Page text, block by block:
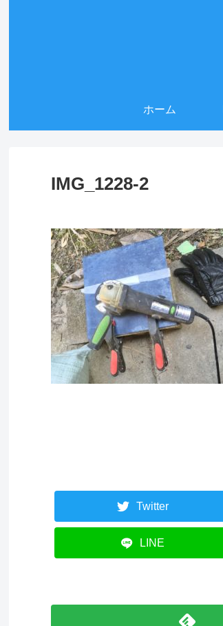
ホーム
IMG_1228-2
Twitter
LINE